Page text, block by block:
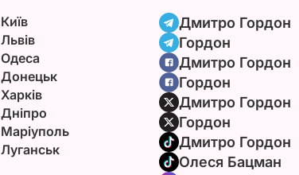
Київ
Львів
Одеса
Донецьк
Харків
Дніпро
Маріуполь
Луганськ
Дмитро Гордон
Гордон
Дмитро Гордон
Гордон
Дмитро Гордон
Гордон
Дмитро Гордон
Олеся Бацман